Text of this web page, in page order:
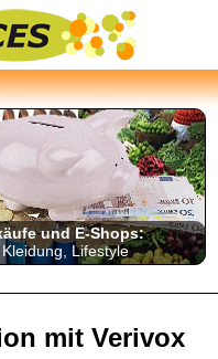
und E-Shops:
Lifestyle
mit Verivox